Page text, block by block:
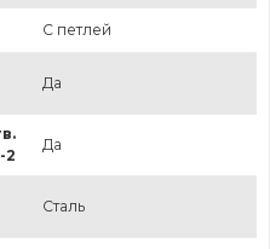
С петлей
Да
2
Да
Сталь